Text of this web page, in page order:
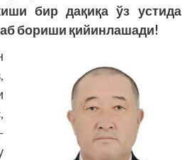
бир дақиқа ўз устида
бориши қийинлашади!